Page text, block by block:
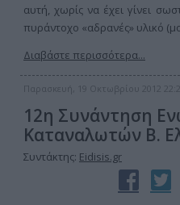
αυτή, χωρίς να έχει γίνει
πυράντοχο «αδρανές» υλικό
Διαβάστε περισσότερα...
Παρασκευή, 19 Οκτωβρίου 2012
12η Συνάντηση
Καταναλωτών Β.
Συντάκτης: Eidisis.gr